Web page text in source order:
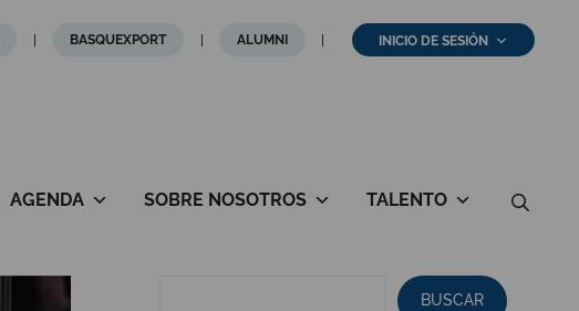
BASQUEXPORT ALUMNI INICIO DE SESIÓN
AGENDA SOBRE NOSOTROS TALENTO
BUSCAR